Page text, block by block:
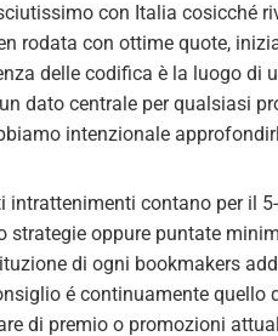
con Italia cosicché
rodata con ottime quote,
delle codifica è la luogo di
dato centrale per qualsiasi
intenzionale
intrattenimenti contano per il
strategie oppure puntate
di ogni bookmakers
é continuamente quello
di premio o promozioni